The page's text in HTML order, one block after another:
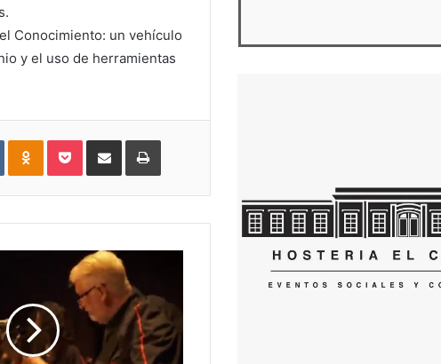
Conocimiento: un vehículo
y el uso de herramientas
VKontakteOdnoklassniki
PocketCompartirImprimir